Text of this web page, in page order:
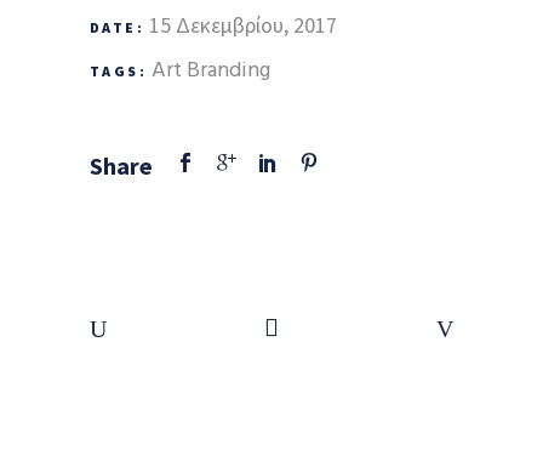
DATE: 15 Δεκεμβρίου, 2017
TAGS: Art Branding
Share